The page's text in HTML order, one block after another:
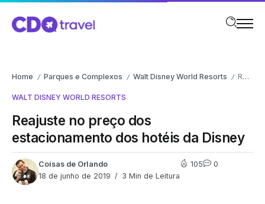
Home / Parques e Complexos / Walt Disney World Resorts / Reajuste no preço dos estacionamento dos hotéis da Disney
WALT DISNEY WORLD RESORTS
Reajuste no preço dos
estacionamento dos hotéis da Disney
Coisas de Orlando
18 de junho de 2019
3 Min de Leitura
105 0